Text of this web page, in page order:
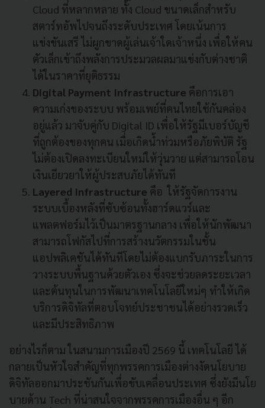
Cloud ที่หลากหลาย ทั้ง Cloud ขนาดเล็กสำหรับ
สตาร์ทอัพไปจนถึงระดับประเทศ โดยเน้นการ
แข่งขันเสรี ไม่ผูกขาดผู้เล่นเจ้าใดเจ้าหนึ่ง เพื่อให้คน
ตัวเล็กเข้าถึงพลังการประมวลผลมาแข่งกับต่างชาติ
ได้ในราคาที่ยุติธรรม
Digital Payment Infrastructure คือการเอา
ความเก่งของระบบ พร้อมเพย์ที่คนไทยใช้กันคล่อง
อยู่แล้ว มาจับคู่กับ Digital ID เพื่อให้รัฐมีเบอร์บัญชี
ที่ถูกต้องของทุกคน เมื่อเกิดน้ำท่วมหรือภัยพิบัติ รัฐ
ไม่ต้องเปิดลงทะเบียนใหม่ให้วุ่นวาย แต่สามารถโอน
เงินเยียวยาให้ผู้ประสบภัยได้ทันที
Layered Infrastructure คือ ให้รัฐจัดการงาน
ระบบเบื้องหลังที่ซับซ้อนทั้งฮาร์ดแวร์และ
แพลตฟอร์มไว้เป็นมาตรฐานกลาง เพื่อให้นักพัฒนา
สามารถโฟกัสไปที่การสร้างนวัตกรรมในชั้น
แอปพลิเคชันได้ทันทีโดยไม่ต้องแบกรับภาระในการ
วางระบบพื้นฐานด้วยตัวเอง ซึ่งจะช่วยลดระยะเวลา
และต้นทุนในการพัฒนาเทคโนโลยีใหม่ๆ ทำให้เกิด
บริการดิจิทัลที่ตอบโจทย์ประชาชนได้อย่างรวดเร็ว
และมีประสิทธิภาพ
อย่างไรก็ตาม ในสนามการเมืองปี 2569 นี้ เทคโนโลยี ได้
กลายเป็นหัวใจสำคัญที่ทุกพรรคการเมืองต่างงัดนโยบาย
ดิจิทัลออกมาประชันกันเพื่อขับเคลื่อนประเทศ ซึ่งยังมีนโย
บายด้าน Tech ที่น่าสนใจจากพรรคการเมืองอื่น ๆ อีก